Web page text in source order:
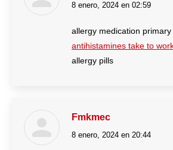
dice:
8 enero, 2024 en 02:59
allergy medication
antihistamines take to
allergy pills
Fmkmec
dice:
8 enero, 2024 en 20:44